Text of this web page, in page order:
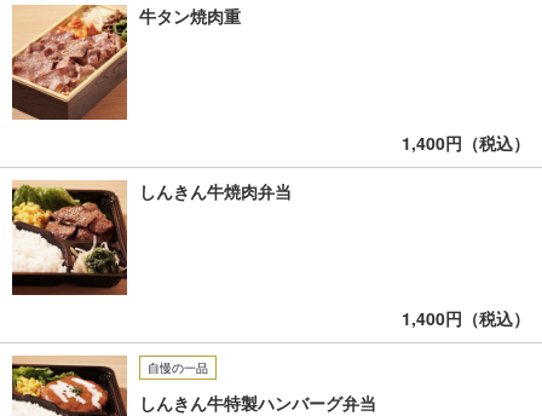
牛タン焼肉重
1,400円（税込）
しんきん牛焼肉弁当
1,400円（税込）
自慢の一品
しんきん牛特製ハンバーグ弁当